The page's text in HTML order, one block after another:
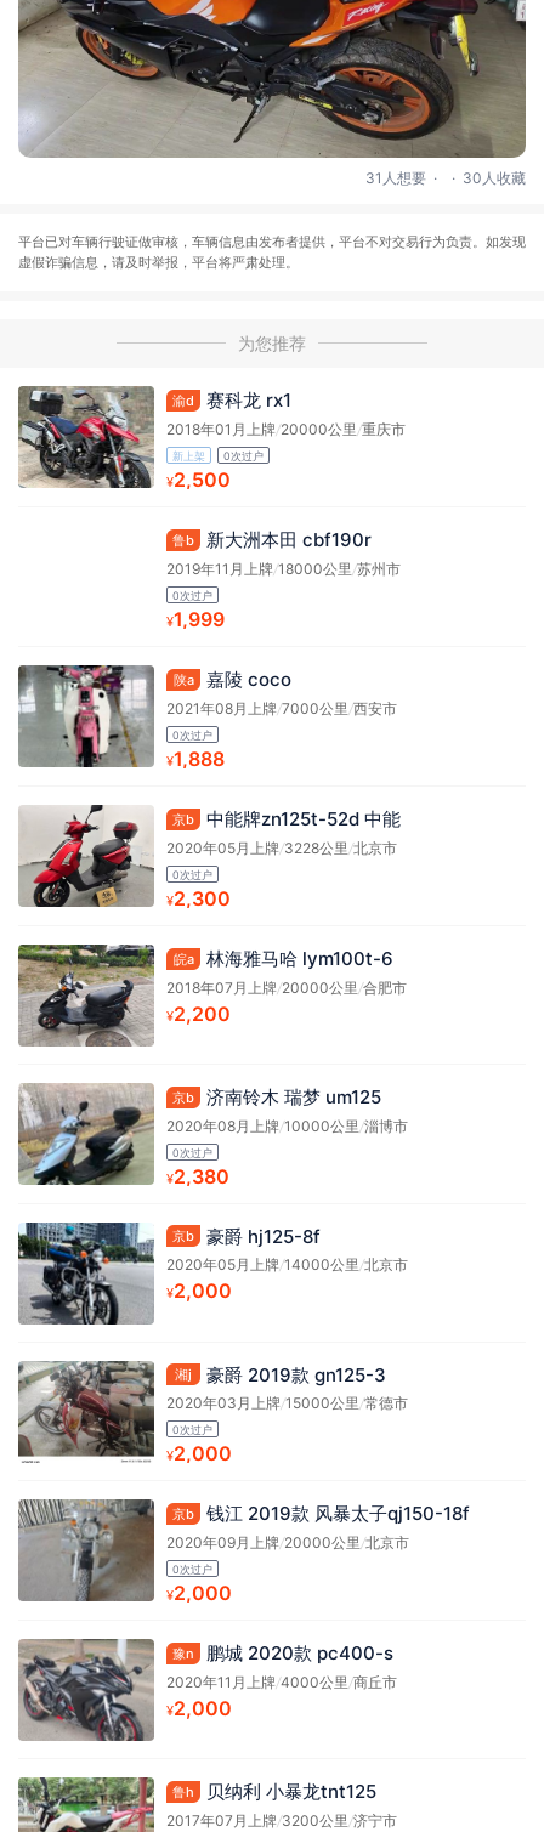
31人想要 . . 30人收藏
平台已对车辆行驶证做审核，车辆信息由发布者提供，平台不对交易行为负责。如发现
虚假诈骗信息，请及时举报，平台将严肃处理。
为您推荐
渝d 赛科龙 rx1
2018年01月上牌/20000公里 /重庆市
新上架 0次过户
¥2,500
鲁b 新大洲本田 cbf190r
2019年11月上牌/18000公里 /苏州市
0次过户
¥1,999
陕a 嘉陵 coco
2021年08月上牌/7000公里 /西安市
0次过户
¥1,888
京b 中能牌zn125t-52d 中能
2020年05月上牌/3228公里 /北京市
0次过户
¥2,300
皖a 林海雅马哈 lym100t-6
2018年07月上牌/20000公里 /合肥市
¥2,200
京b 济南铃木 瑞梦 um125
2020年08月上牌/10000公里 /淄博市
0次过户
¥2,380
京b 豪爵 hj125-8f
2020年05月上牌/14000公里/北京市
¥2,000
湘j 豪爵 2019款 gn125-3
2020年03月上牌/15000公里/常德市
0次过户
¥2,000
京b 钱江 2019款 风暴太子qj150-18f
2020年09月上牌/20000公里/北京市
0次过户
¥2,000
豫n 鹏城 2020款 pc400-s
2020年11月上牌/4000公里/商丘市
¥2,000
鲁h 贝纳利 小暴龙tnt125
2017年07月上牌/3200公里/济宁市